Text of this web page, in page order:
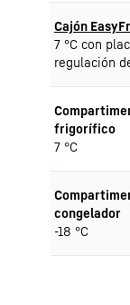
Cajón
7 °C con
regulación
frigorífico
7 °C
congelador
-18 °C